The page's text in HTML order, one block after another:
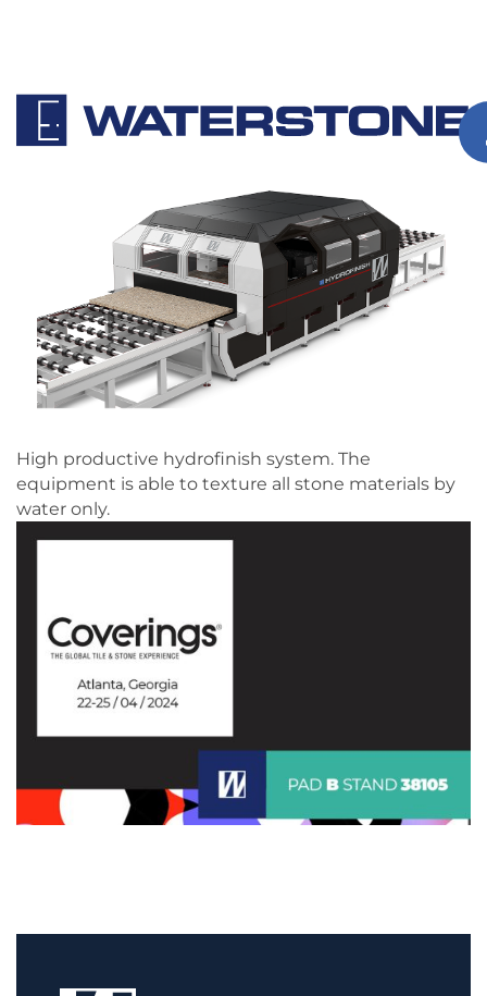
High productive hydrofinish system. The
equipment is able to texture all stone materials by
water only.